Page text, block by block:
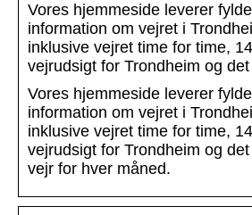
Vores hjemmeside leverer
information om vejret i
inklusive vejret time for time,
vejrudsigt for Trondheim og
Vores hjemmeside leverer
information om vejret i
inklusive vejret time for time,
vejrudsigt for Trondheim og
vejr for hver måned.